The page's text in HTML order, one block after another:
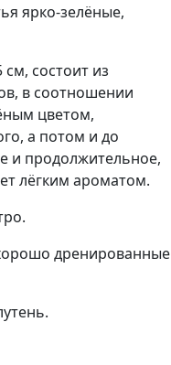
ярко-зелёные,
см, состоит из
в соотношении
цветом,
а потом и до
и продолжительное,
лёгким ароматом.
дренированные